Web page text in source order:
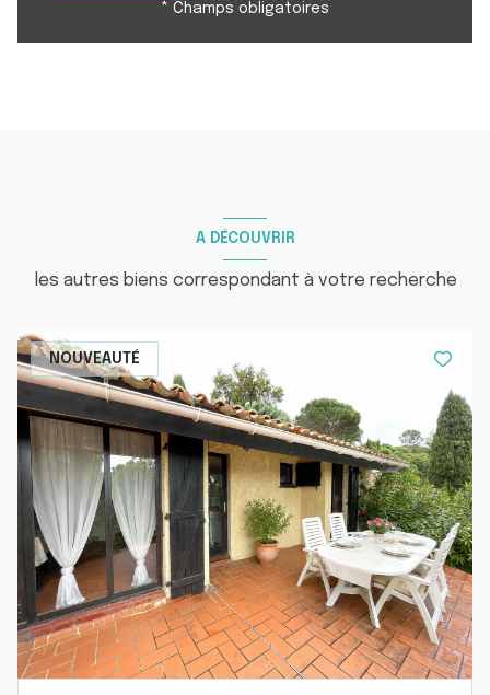
* Champs obligatoires
A DÉCOUVRIR
les autres biens correspondant à votre recherche
NOUVEAUTÉ